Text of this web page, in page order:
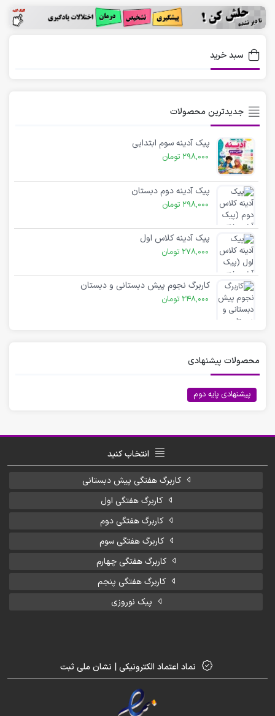
سبد خرید
جدیدترین محصولات
پیک آدینه سوم ابتدایی
298,000 تومان
پیک آدینه دوم دبستان
298,000 تومان
پیک آدینه کلاس اول
278,000 تومان
کاربرگ نجوم پیش دبستانی و دبستان
248,000 تومان
محصولات پیشنهادی
پیشنهادی پایه دوم
انتخاب کنید
کاربرگ هفتگی پیش دبستانی
کاربرگ هفتگی اول
کاربرگ هفتگی دوم
کاربرگ هفتگی سوم
کاربرگ هفتگی چهارم
کاربرگ هفتگی پنجم
پیک نوروزی
نماد اعتماد الکترونیکی | نشان ملی ثبت